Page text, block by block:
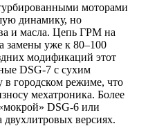
моторами
динамику, но
и масла. Цепь ГРМ на
замены уже к 80–100
модификаций этот
DSG-7 с сухим
в городском режиме, что
мехатроника. Более
DSG-6 или
версиях.